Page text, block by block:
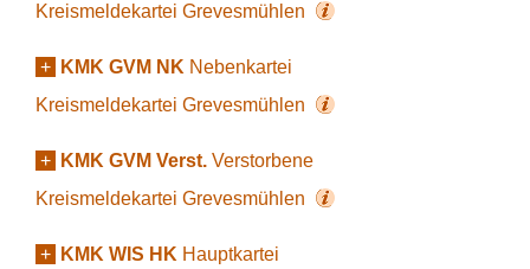
Kreismeldekartei Grevesmühlen
+ KMK GVM NK Nebenkartei
Kreismeldekartei Grevesmühlen
+ KMK GVM Verst. Verstorbene
Kreismeldekartei Grevesmühlen
+ KMK WIS HK Hauptkartei